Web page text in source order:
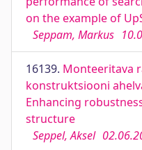
on the example of
Seppam, Markus
16139. Monteeritava
konstruktsiooni
Enhancing
structure
Seppel, Aksel